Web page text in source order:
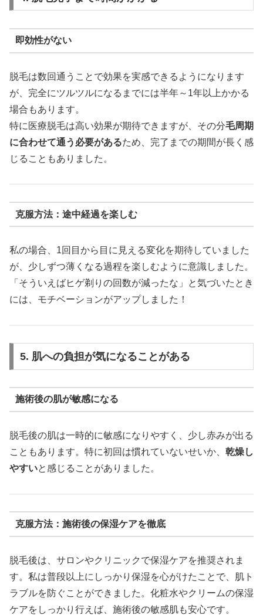
即効性がない
脱毛は数回通うことで効果を実感できるようになります
が、完全にツルツルになるまでには半年～1年以上かかる
場合もあります。
特に医療脱毛は高い効果が期待できますが、その分毛周期
に合わせて通う必要があるため、完了までの期間が長く感
じることもありました。
克服方法：途中経過を楽しむ
私の場合、1回目から目に見える変化を期待していました
が、少しずつ薄くなる過程を楽しむように意識しました。
「そういえばヒゲ剃りの回数が減ったな」と気づいたとき
には、モチベーションがアップしました！
5. 肌への負担が気になることがある
施術後の肌が敏感になる
脱毛後の肌は一時的に敏感になりやすく、少し赤みが出る
こともあります。特に初回は慣れていないせいか、 乾燥し
やすいと感じることがありました。
克服方法：施術後の保湿ケアを徹底
脱毛後は、サロンやクリニックで保湿ケアを推奨されま
す。私は普段以上にしっかり保湿を心がけたことで、肌ト
ラブルを防ぐことができました。化粧水やクリームの保湿
ケアをしっかり行えば、施術後の敏感肌も安心です。